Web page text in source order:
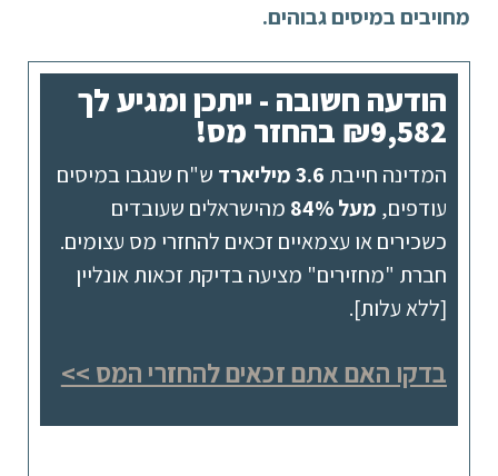
מחויבים במיסים גבוהים.
הודעה חשובה - ייתכן ומגיע לך
₪9,582 בהחזר מס!
המדינה חייבת 3.6 מיליארד
ש"ח שנגבו במיסים
עודפים, מעל 84%
מהישראלים שעובדים
כשכירים או עצמאיים זכאים להחזרי מס עצומים.
חברת "מחזירים" מציעה בדיקת זכאות אונליין
[ללא עלות].
בדקו האם אתם זכאים להחזרי המס >>